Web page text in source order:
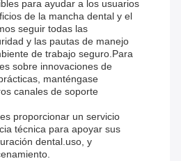
para ayudar a los usuarios
de la mancha dental y el
seguir todas las
y las pautas de manejo
de trabajo seguro.Para
sobre innovaciones de
manténgase
canales de soporte
proporcionar un servicio
técnica para apoyar sus
dental.uso, y